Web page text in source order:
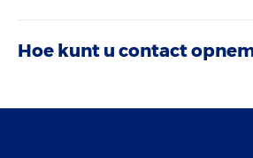
Hoe kunt u contact